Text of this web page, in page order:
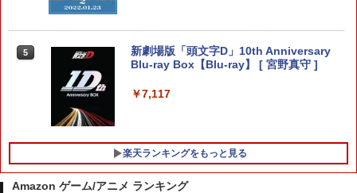
跡 the 2nd Nintendo Switch 2 Edition
￥8,950
ングコックピット[RCZ01/RCZ02]に取付
可 ストッパー付き 固定 移動 ハンコン設
ク（3枚入り） 【銀行振込不可】
5
新劇場版「頭文字D」10th Anniversary
Blu-ray Box【Blu-ray】 [ 宮野真守 ]
￥7,117
楽天ランキングをもっと見る
Amazon ゲーム/アニメ ランキング